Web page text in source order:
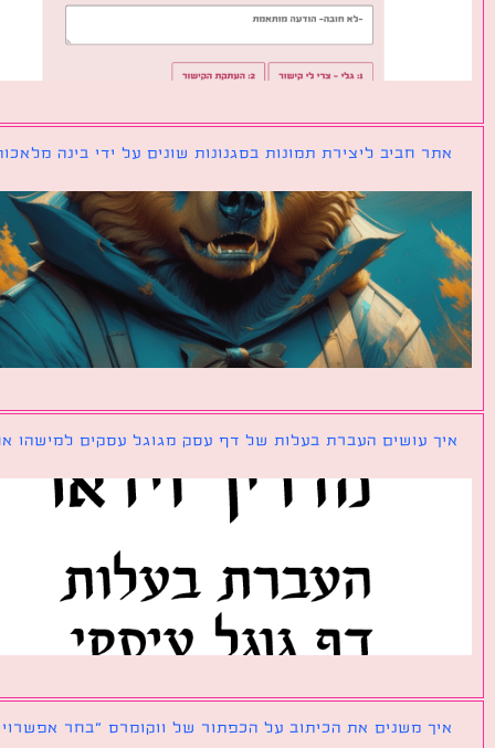
חביב ליצירת תמונות בסגנונות שונים על ידי בינה מלאכותית
עושים העברת בעלות של דף עסק מגוגל עסקים למישהו אחר?
משנים את הכיתוב על הכפתור של ווקומרס ״בחר אפשרויות״